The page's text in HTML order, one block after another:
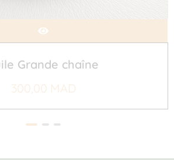
Grande chaîne
300,00 MAD